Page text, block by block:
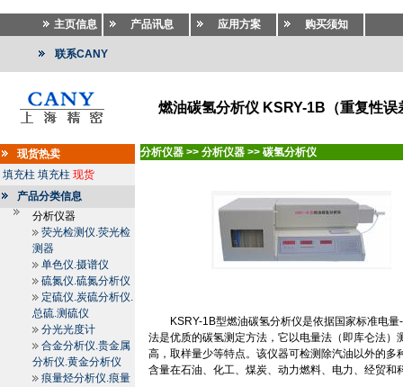
主页信息 产品讯息 应用方案 购买须知
联系CANY
燃油碳氢分析仪 KSRY-1B（重复性
现货热卖
填充柱 填充柱 现货
产品分类信息
分析仪器
荧光检测仪.荧光检
测器
单色仪.摄谱仪
硫氮仪.硫氮分析仪
定硫仪.炭硫分析仪.
总硫.测硫仪
分光光度计
合金分析仪.贵金属
分析仪.黄金分析仪
痕量烃分析仪.痕量
分析仪器 >> 分析仪器 >> 碳氢分析仪
KSRY-1B型燃油碳氢分析仪是依据国家标准电量-
法是优质的碳氢测定方法，它以电量法（即库仑法
高，取样量少等特点。该仪器可检测除汽油以外的
含量在石油、化工、煤炭、动力燃料、电力、经贸和